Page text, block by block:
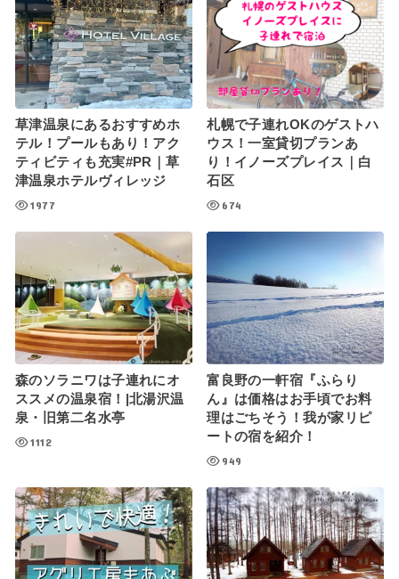
草津温泉にあるおすすめホ
テル！プールもあり！アク
ティビティも充実#PR｜草
津温泉ホテルヴィレッジ
1977
札幌で子連れOKのゲストハ
ウス！一室貸切プランあ
り！イノーズプレイス｜白
石区
674
森のソラニワは子連れにオ
ススメの温泉宿！|北湯沢温
泉・旧第二名水亭
1112
富良野の一軒宿『ふらり
ん』は価格はお手頃でお料
理はごちそう！我が家リピ
ートの宿を紹介！
949